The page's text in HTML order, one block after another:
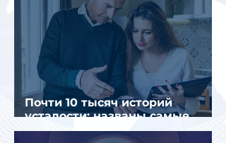
Почти 10 тысяч историй
усталости: названы самые
уставшие россияне